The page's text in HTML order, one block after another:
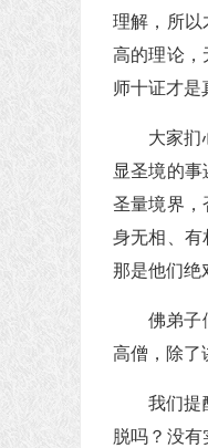
理解，所以
高的理论，
师十证才是
大家扪
显圣境的
圣量境界，
身无相、有
那是他们绝
佛弟子
高僧，除了
我们提
脱吗？没